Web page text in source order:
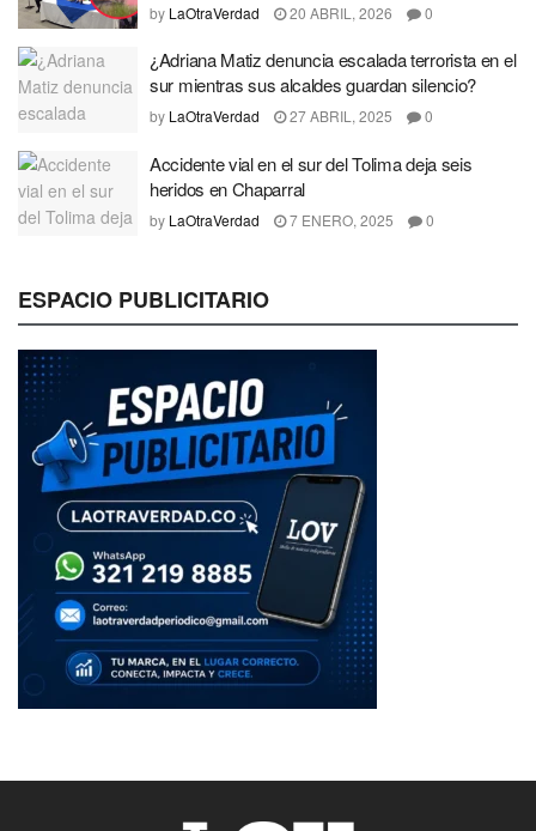
by LaOtraVerdad 20 ABRIL, 2026 0
¿Adriana Matiz denuncia escalada terrorista en el
sur mientras sus alcaldes guardan silencio?
by LaOtraVerdad 27 ABRIL, 2025 0
Accidente vial en el sur del Tolima deja seis
heridos en Chaparral
by LaOtraVerdad 7 ENERO, 2025 0
ESPACIO PUBLICITARIO